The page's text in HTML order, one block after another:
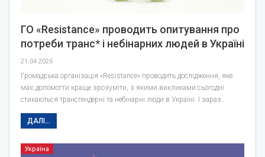
ГО «Resistance» проводить опитування про
потреби транс* і небінарних людей в Україні
21.04.2026
Громадська організація «Resistance» проводить дослідження, яке
має допомогти краще зрозуміти, з якими викликами сьогодні
стикаються трансгендерні та небінарні люди в Україні. І зараз…
ДАЛІ...
Україна